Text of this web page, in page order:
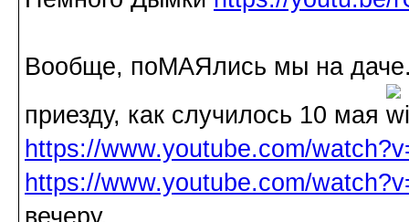
Вообще, поМАЯлись мы на
приезду, как случилось 10 мая
https://www.youtube.com/
https://www.youtube.com/